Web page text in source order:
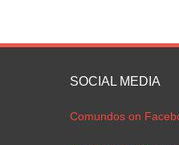
SOCIAL MEDIA
Comundos on